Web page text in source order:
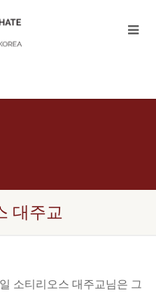
대주교
소티리오스 대주교님은 그